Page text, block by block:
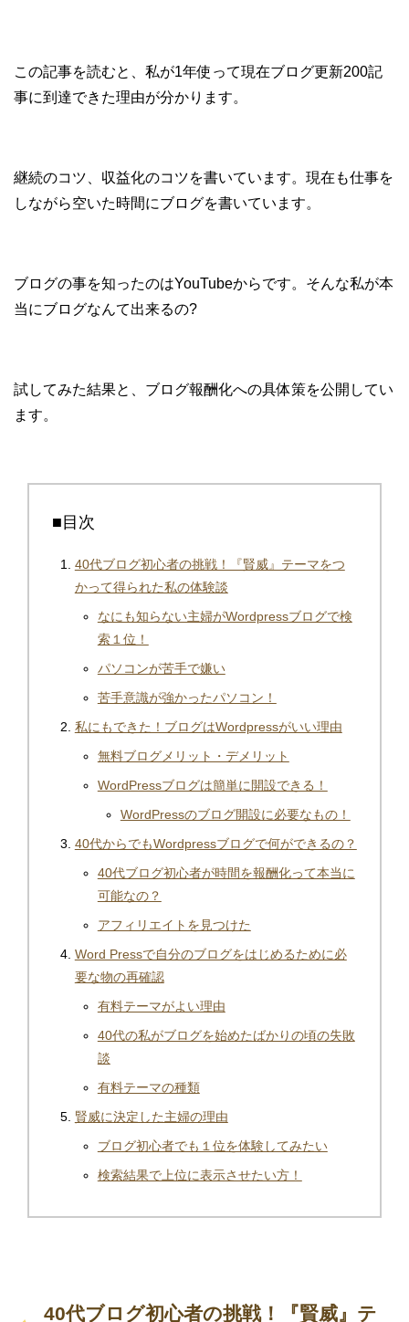
この記事を読むと、私が1年使って現在ブログ更新200記
事に到達できた理由が分かります。
継続のコツ、収益化のコツを書いています。現在も仕事を
しながら空いた時間にブログを書いています。
ブログの事を知ったのはYouTubeからです。そんな私が本
当にブログなんて出来るの?
試してみた結果と、ブログ報酬化への具体策を公開してい
ます。
■目次
40代ブログ初心者の挑戦！『賢威』テーマをつ
かって得られた私の体験談
なにも知らない主婦がWordpressブログで検
索１位！
パソコンが苦手で嫌い
苦手意識が強かったパソコン！
私にもできた！ブログはWordpressがいい理由
無料ブログメリット・デメリット
WordPressブログは簡単に開設できる！
WordPressのブログ開設に必要なもの！
40代からでもWordpressブログで何ができるの？
40代ブログ初心者が時間を報酬化って本当に
可能なの？
アフィリエイトを見つけた
Word Pressで自分のブログをはじめるために必
要な物の再確認
有料テーマがよい理由
40代の私がブログを始めたばかりの頃の失敗
談
有料テーマの種類
賢威に決定した主婦の理由
ブログ初心者でも１位を体験してみたい
検索結果で上位に表示させたい方！
40代ブログ初心者の挑戦！『賢威』テ